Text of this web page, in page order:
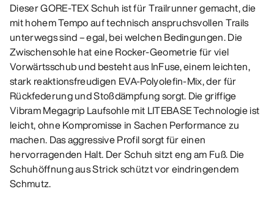
Dieser GORE-TEX Schuh ist für Trailrunner gemacht, die
mit hohem Tempo auf technisch anspruchsvollen Trails
unterwegs sind – egal, bei welchen Bedingungen. Die
Zwischensohle hat eine Rocker-Geometrie für viel
Vorwärtsschub und besteht aus InFuse, einem leichten,
stark reaktionsfreudigen EVA-Polyolefin-Mix, der für
Rückfederung und Stoßdämpfung sorgt. Die griffige
Vibram Megagrip Laufsohle mit LITEBASE Technologie ist
leicht, ohne Kompromisse in Sachen Performance zu
machen. Das aggressive Profil sorgt für einen
hervorragenden Halt. Der Schuh sitzt eng am Fuß. Die
Schuhöffnung aus Strick schützt vor eindringendem
Schmutz.